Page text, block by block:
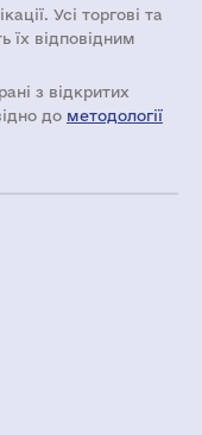
Усі торгові та
їх відповідним
з відкритих
до методології